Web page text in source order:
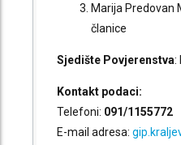
Marija Predovan
članice
Sjedište Povjerenstva:
Kontakt podaci:
Telefoni: 091/1155772
E-mail adresa: